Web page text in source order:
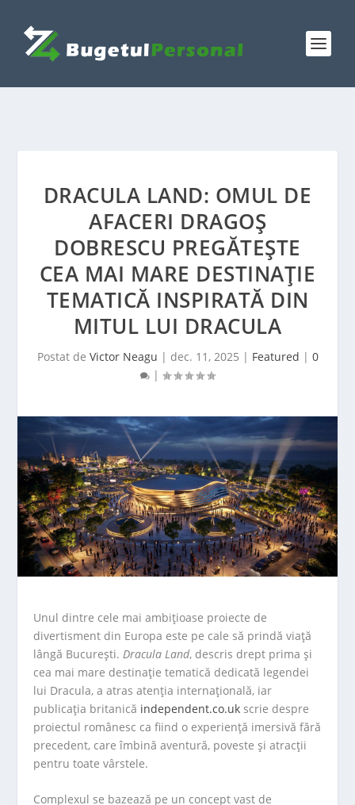
DRACULA LAND: OMUL DE
AFACERI DRAGOŞ
DOBRESCU PREGĂTEȘTE
CEA MAI MARE DESTINAȚIE
TEMATICĂ INSPIRATĂ DIN
MITUL LUI DRACULA
Postat de Victor Neagu | dec. 11, 2025 | Featured | 0
|
Unul dintre cele mai ambițioase proiecte de
divertisment din Europa este pe cale să prindă viață
lângă București. Dracula Land, descris drept prima și
cea mai mare destinație tematică dedicată legendei
lui Dracula, a atras atenţia internaţională, iar
publicaţia britanică independent.co.uk scrie despre
proiectul românesc ca fiind o experiență imersivă fără
precedent, care îmbină aventură, poveste și atracții
pentru toate vârstele.
Complexul se bazează pe un concept vast de